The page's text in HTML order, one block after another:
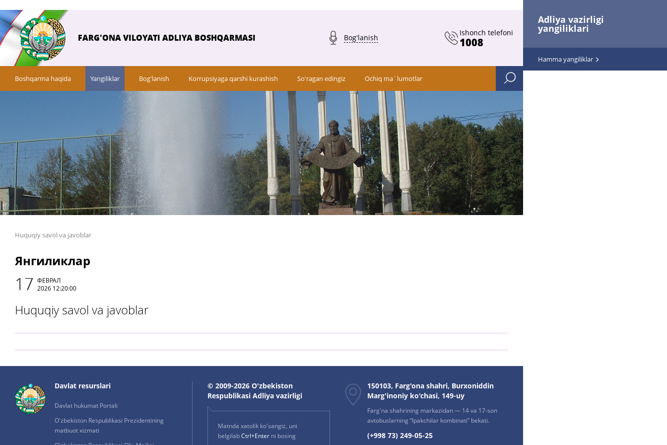
Adliya vazirligi
yangiliklari
Hamma yangiliklar
FARG'ONA VILOYATI ADLIYA BOSHQARMASI Bog'lanish
Ishonch telefoni
1008
Boshqarma haqida Yangiliklar Bog'lanish Korrupsiyaga qarshi kurashish So'ragan edingiz Ochiq ma`lumotlar
Huquqiy savol va javoblar
Янгиликлар
17 ФЕВРАЛ
2026 12:20:00
Huquqiy savol va javoblar
Davlat resurslari
Davlat hukumat Portali
O'zbekiston Respublikasi Prezidentining
matbuot xizmati
© 2009-2026 O'zbekiston
Respublikasi Adliya vazirligi
Matnda xatolik ko'sangiz, uni
belgilabCtrl+Enterni bosing
150103, Farg'ona shahri, Burxoniddin
Marg'inoniy ko'chasi, 149-uy
Farg'na shahrining markazidan — 14 va 17-son
avtobuslarning “Ipakchilar kombinati” bekati.
(+998 73) 249-05-25